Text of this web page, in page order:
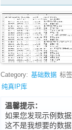
Category: 基础数据 标签
纯真IP库
温馨提示：
如果您发现示例数
这不是我想要的数据